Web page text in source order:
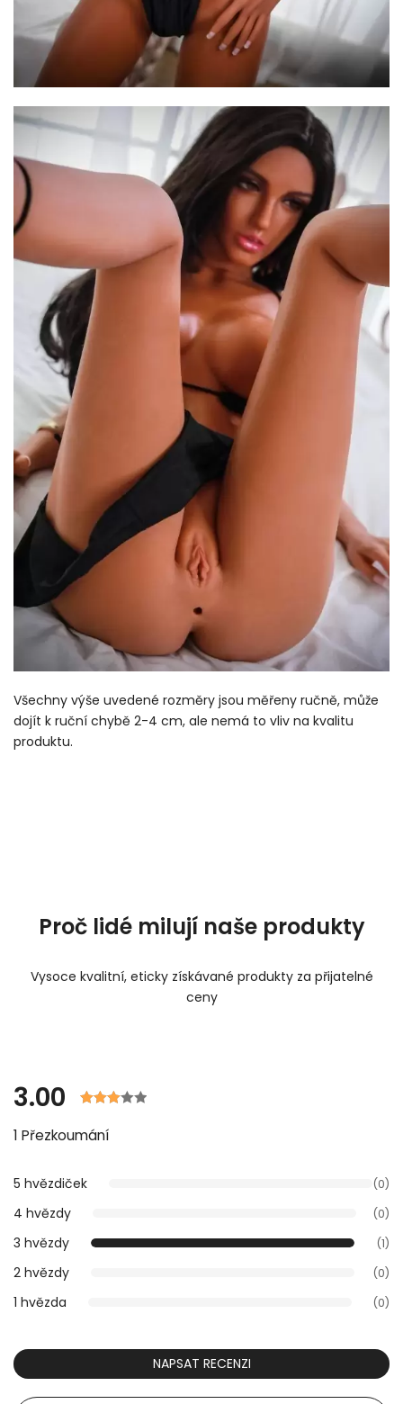
Všechny výše uvedené rozměry jsou měřeny ručně, může
dojít k ruční chybě 2-4 cm, ale nemá to vliv na kvalitu
produktu.
Proč lidé milují naše produkty
Vysoce kvalitní, eticky získávané produkty za přijatelné
ceny
3.00
3.00 z
1 Přezkoumání
5 hvězdiček (0)
4 hvězdy (0)
3 hvězdy (1)
2 hvězdy (0)
1 hvězda (0)
NAPSAT RECENZI